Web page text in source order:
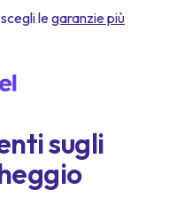
legaranziepiù
sugli